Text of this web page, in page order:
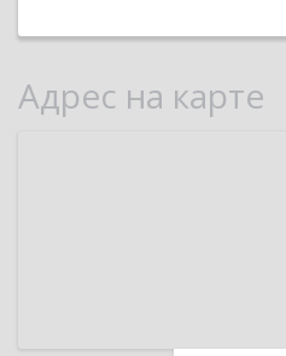
Адрес на карте